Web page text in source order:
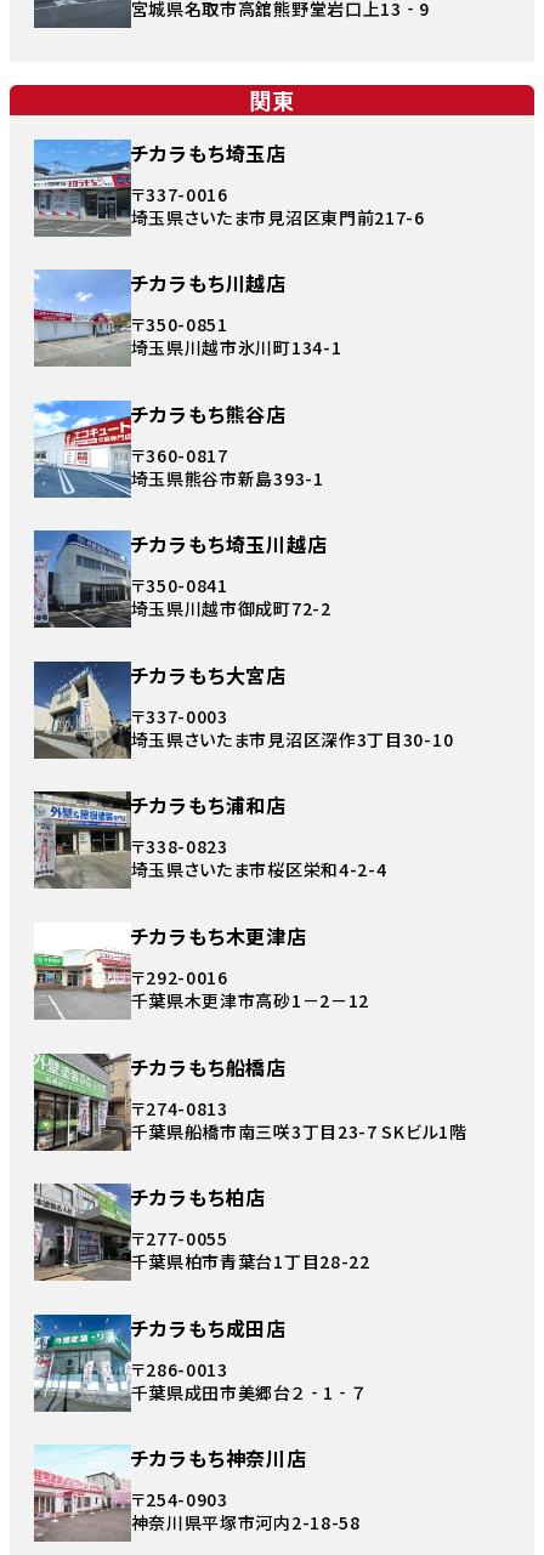
宮城県名取市高舘熊野堂岩口上13‐9
関東
チカラもち埼玉店
〒337-0016
埼玉県さいたま市見沼区東門前217-6
チカラもち川越店
〒350-0851
埼玉県川越市氷川町134-1
チカラもち熊谷店
〒360-0817
埼玉県熊谷市新島393-1
チカラもち埼玉川越店
〒350-0841
埼玉県川越市御成町72-2
チカラもち大宮店
〒337-0003
埼玉県さいたま市見沼区深作3丁目30-10
チカラもち浦和店
〒338-0823
埼玉県さいたま市桜区栄和4-2-4
チカラもち木更津店
〒292-0016
千葉県木更津市高砂1－2－12
チカラもち船橋店
〒274-0813
千葉県船橋市南三咲3丁目23-7 SKビル1階
チカラもち柏店
〒277-0055
千葉県柏市青葉台1丁目28-22
チカラもち成田店
〒286-0013
千葉県成田市美郷台２‐1‐７
チカラもち神奈川店
〒254-0903
神奈川県平塚市河内2-18-58